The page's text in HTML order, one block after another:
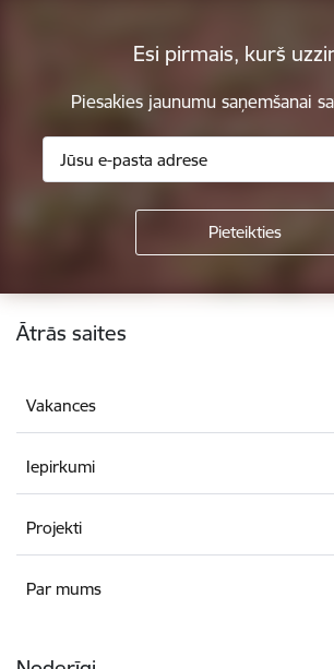
Esi pirmais, kurš
Piesakies jaunumu saņemšanai
Kājene
Ātrās saites
Vakances
Iepirkumi
Projekti
Par mums